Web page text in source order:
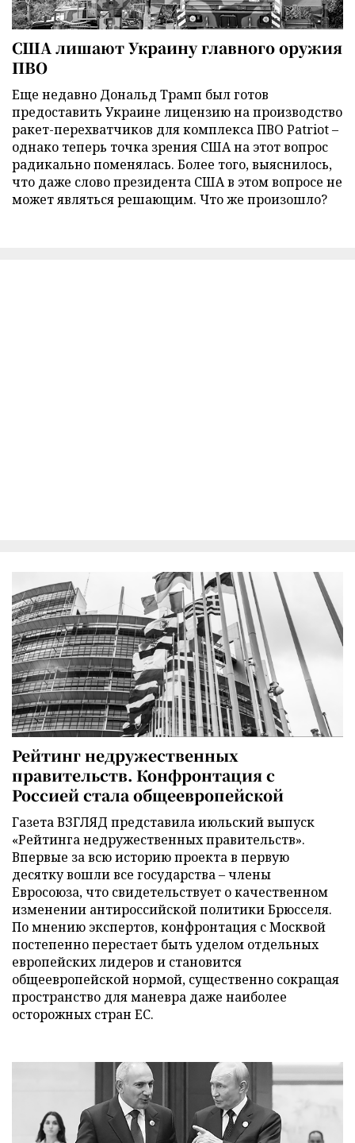
США лишают Украину главного оружия
ПВО
Еще недавно Дональд Трамп был готов
предоставить Украине лицензию на производство
ракет-перехватчиков для комплекса ПВО Patriot –
однако теперь точка зрения США на этот вопрос
радикально поменялась. Более того, выяснилось,
что даже слово президента США в этом вопросе не
может являться решающим. Что же произошло?
Рейтинг недружественных
правительств. Конфронтация с
Россией стала общеевропейской
Газета ВЗГЛЯД представила июльский выпуск
«Рейтинга недружественных правительств».
Впервые за всю историю проекта в первую
десятку вошли все государства – члены
Евросоюза, что свидетельствует о качественном
изменении антироссийской политики Брюсселя.
По мнению экспертов, конфронтация с Москвой
постепенно перестает быть уделом отдельных
европейских лидеров и становится
общеевропейской нормой, существенно сокращая
пространство для маневра даже наиболее
осторожных стран ЕС.